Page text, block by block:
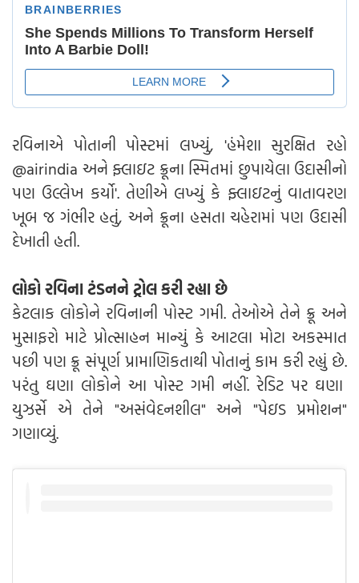
રવિનાએ પોતાની પોસ્ટમાં લખ્યું, 'હંમેશા સુરક્ષિત રહો
@airindia અને ફ્લાઇટ ક્રૂના સ્મિતમાં છુપાયેલા ઉદાસીનો
પણ ઉલ્લેખ કર્યો'. તેણીએ લખ્યું કે ફ્લાઇટનું વાતાવરણ
ખૂબ જ ગંભીર હતું, અને ક્રૂના હસતા ચહેરામાં પણ ઉદાસી
દેખાતી હતી.
લોકો રવિના ટંડનને ટ્રોલ કરી રહ્યા છે
કેટલાક લોકોને રવિનાની પોસ્ટ ગમી. તેઓએ તેને ક્રૂ અને
મુસાફરો માટે પ્રોત્સાહન માન્યું કે આટલા મોટા અકસ્માત
પછી પણ ક્રૂ સંપૂર્ણ પ્રામાણિકતાથી પોતાનું કામ કરી રહ્યું છે.
પરંતુ ઘણા લોકોને આ પોસ્ટ ગમી નહીં. રેડિટ પર ઘણા
યુઝર્સે એ તેને "અસંવેદનશીલ" અને "પેઇડ પ્રમોશન"
ગણાવ્યું.